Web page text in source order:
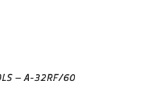
– A-32RF/60